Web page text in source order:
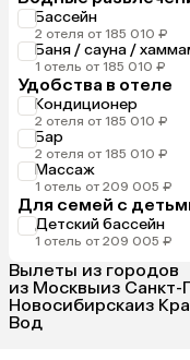
Бассейн
2 отеля от 185 010 ₽
Баня / сауна /
1 отель от 185 010 ₽
Удобства в отеле
Кондиционер
2 отеля от 185 010 ₽
Бар
2 отеля от 185 010 ₽
Массаж
1 отель от 209 005 ₽
Для семей с
Детский бассейн
1 отель от 209 005 ₽
Вылеты из городов
из Москвыиз Санкт-
Новосибирскаиз
Вод